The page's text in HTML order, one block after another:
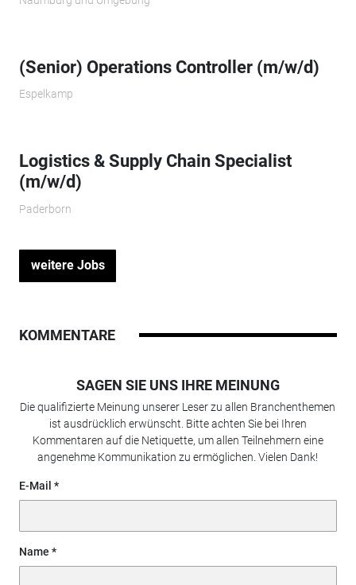
(Senior) Operations Controller (m/w/d)
Espelkamp
Logistics & Supply Chain Specialist
(m/w/d)
Paderborn
weitere Jobs
KOMMENTARE
SAGEN SIE UNS IHRE MEINUNG
Die qualifizierte Meinung unserer Leser zu allen Branchenthemen
ist ausdrücklich erwünscht. Bitte achten Sie bei Ihren
Kommentaren auf die Netiquette, um allen Teilnehmern eine
angenehme Kommunikation zu ermöglichen. Vielen Dank!
E-Mail
Name